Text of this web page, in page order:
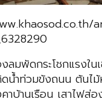
ลมพัดกระโชกแรงใ
ดน้ำท่วมขังถนน ต้นไ
าบ้านเรือน เสาไฟส่อ